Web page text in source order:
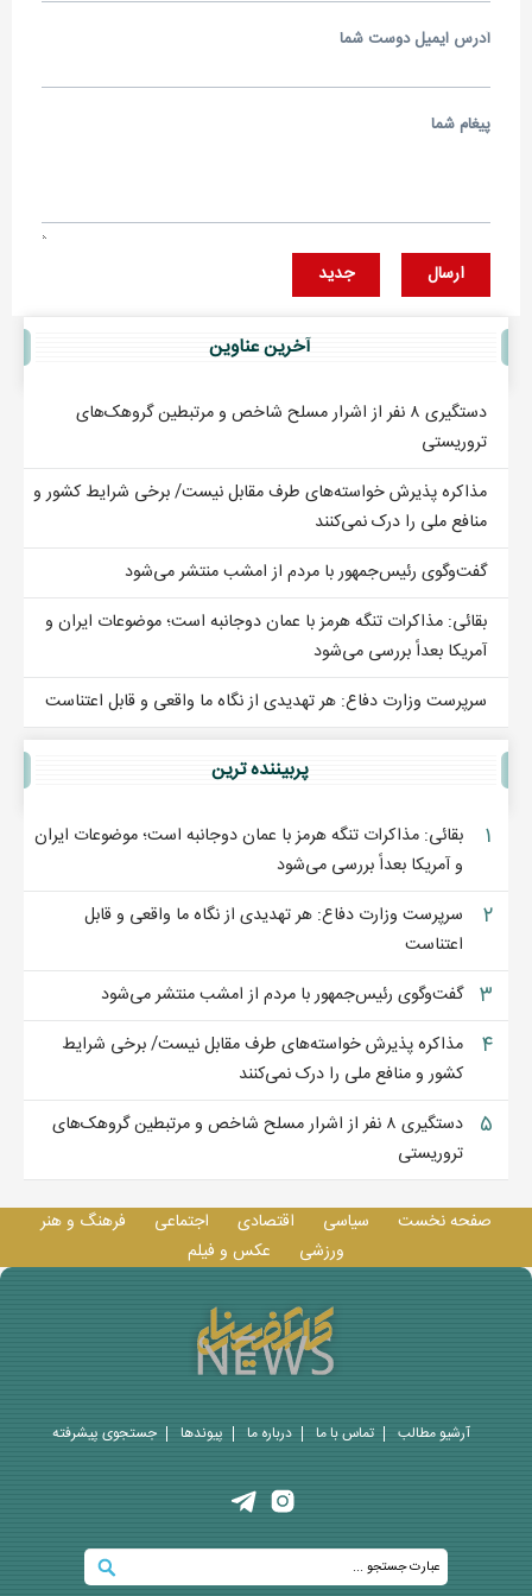
آدرس ايميل دوست شما
پيغام شما
ارسال جديد
آخرين عناوين
دستگیری ۸ نفر از اشرار مسلح شاخص و مرتبطین گروهک‌های
تروریستی
مذاکره پذیرش خواسته‌های طرف مقابل نیست/ برخی شرایط کشور و
منافع ملی را درک نمی‌کنند
گفت‌وگوی رئیس‌جمهور با مردم از امشب منتشر می‌شود
بقائی: مذاکرات تنگه هرمز با عمان دوجانبه است؛ موضوعات ایران و
آمریکا بعداً بررسی می‌شود
سرپرست وزارت دفاع: هر تهدیدی از نگاه ما واقعی و قابل اعتناست
پربيننده ترين
۱
بقائی: مذاکرات تنگه هرمز با عمان دوجانبه است؛ موضوعات ایران
و آمریکا بعداً بررسی می‌شود
۲
سرپرست وزارت دفاع: هر تهدیدی از نگاه ما واقعی و قابل
اعتناست
۳ گفت‌وگوی رئیس‌جمهور با مردم از امشب منتشر می‌شود
۴
مذاکره پذیرش خواسته‌های طرف مقابل نیست/ برخی شرایط
کشور و منافع ملی را درک نمی‌کنند
۵
دستگیری ۸ نفر از اشرار مسلح شاخص و مرتبطین گروهک‌های
تروریستی
صفحه نخست سیاسی اقتصادی اجتماعی
فرهنگ و هنر
ورزشی
عکس و فيلم
آرشیو مطالب تماس با ما درباره ما پيوندها جستجوی پيشرفته